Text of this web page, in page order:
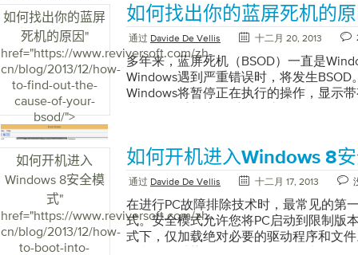
单击“ 事件查看器”。 成功完成启动
屏幕。请注意内部带有白色“ X ”的红色
件。 “Microsoft Windows事件查看器是
能会在Viewer上看到许多错误事件，这
Windows会记录自您第一次打开电脑以
侧栏可能如下所示： “事件查看器侧栏将
件查看器窗口中。 2.首先双击最近的错
新的，请仔细检查它发生的日期和时间
间”列下的主视图窗口中。这将为您提供
件查看器提供的错误详细信息将帮助您
方案” 3.单击“ 详细信息”选项卡，这将显
因的详细信息。在上面的屏幕截图中，
it-tell-me/">
安装的程序，系统性能和安全性相关的
集各种信息” 事件查看器通常由IT专业人
序员使用。但是，Windows用户也可以
机在表面下做了什么。在许多情况下，
致计算机出现故障或性能不佳的事件和
用于所有最新版本的Windows，但打开
Windows 7中 ，请遵循以下路径： 开始
管理工具事件查看器在Windows 8中 ，
Windows键和“W” 这将打开一个搜索框
视图” 点击“查看事件日志” “从Windows
开事件查看器时，您可能会被列出的事
没。请记住，自计算机首次启动以来，
如何找出你的蓝屏
死机的原因"
href="https://www.reviversoft.com/zh-
cn/blog/2013/12/how-
to-find-out-the-
cause-of-your-
bsod/">
如何找出你的蓝屏死机的
通过 Davide De Vellis 十二月 20, 2013
多年来，蓝屏死机（BSOD）一直是
Windows遇到严重错误时，将发生BSOD
Windows将暂停正在执行的操作，显示
能的原因。通常，蓝屏死机指示严重的
能是恶意软件感染，驱动程序错误甚至
误的确切原因将需要一些故障排除。 “
（BSOD）”这些错误消息是什么意思？
先注意到的是向您提供的技术信息量。
老实说，即使是高级Windows用户也常
如何开机进入
Windows 8安全模
式"
href="https://www.reviversoft.com/zh-
cn/blog/2013/12/how-
to-boot-into-
如何开机进入Windows 8
通过 Davide De Vellis 十二月 17, 2013
在进行PC故障排除技术时，最常见的第
式。安全模式允许您将PC启动到限制版
式下，仅加载绝对必要的驱动程序和文